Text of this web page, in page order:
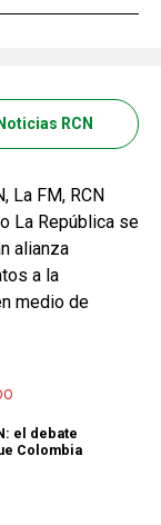
RCN
La FM, RCN
La República se
alianza
a la
medio de
el debate
Colombia